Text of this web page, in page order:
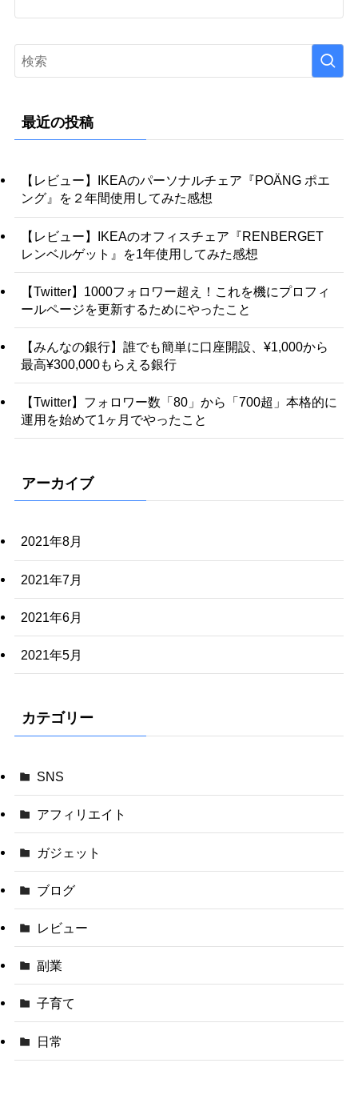
最近の投稿
【レビュー】IKEAのパーソナルチェア『POÄNG ポエ
ング』を２年間使用してみた感想
【レビュー】IKEAのオフィスチェア『RENBERGET
レンベルゲット』を1年使用してみた感想
【Twitter】1000フォロワー超え！これを機にプロフィ
ールページを更新するためにやったこと
【みんなの銀行】誰でも簡単に口座開設、¥1,000から
最高¥300,000もらえる銀行
【Twitter】フォロワー数「80」から「700超」本格的に
運用を始めて1ヶ月でやったこと
アーカイブ
2021年8月
2021年7月
2021年6月
2021年5月
カテゴリー
SNS
アフィリエイト
ガジェット
ブログ
レビュー
副業
子育て
日常